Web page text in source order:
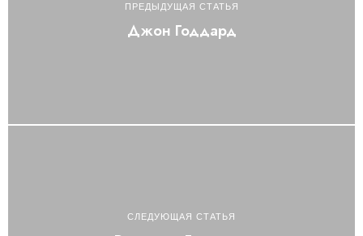
ПРЕДЫДУЩАЯ СТАТЬЯ
Джон Годдард
СЛЕДУЮЩАЯ СТАТЬЯ